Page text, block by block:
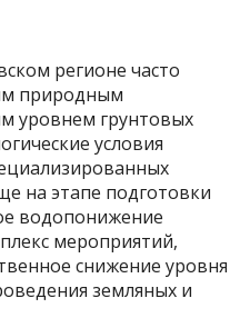
регионе часто
природным
уровнем грунтовых
условия
на этапе подготовки
водопонижение
мероприятий,
снижение уровня
земляных и